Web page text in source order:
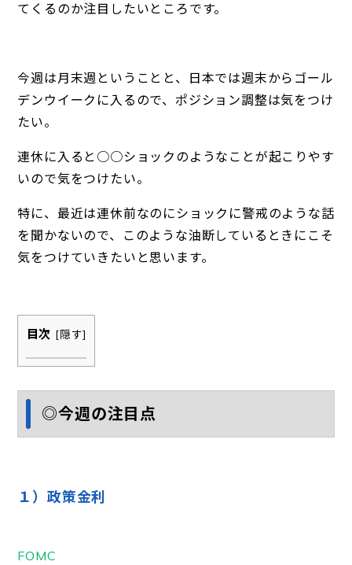
てくるのか注目したいところです。
今週は月末週ということと、日本では週末からゴール
デンウイークに入るので、ポジション調整は気をつけ
たい。
連休に入ると○○ショックのようなことが起こりやす
いので気をつけたい。
特に、最近は連休前なのにショックに警戒のような話
を聞かないので、このような油断しているときにこそ
気をつけていきたいと思います。
目次 [隠す]
◎今週の注目点
１）政策金利
FOMC